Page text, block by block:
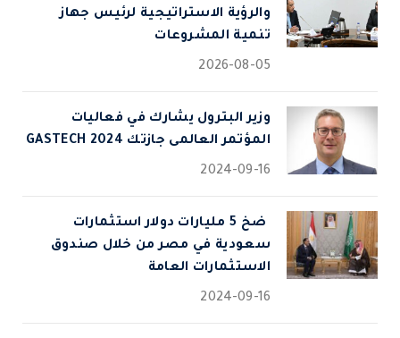
والرؤية الاستراتيجية لرئيس جهاز
تنمية المشروعات
2026-08-05
وزير البترول يشارك في فعاليات
المؤتمر العالمى جازتك 2024 GASTECH
2024-09-16
⁠ ضخ 5 مليارات دولار استثمارات
سعودية في مصر من خلال صندوق
الاستثمارات العامة
2024-09-16